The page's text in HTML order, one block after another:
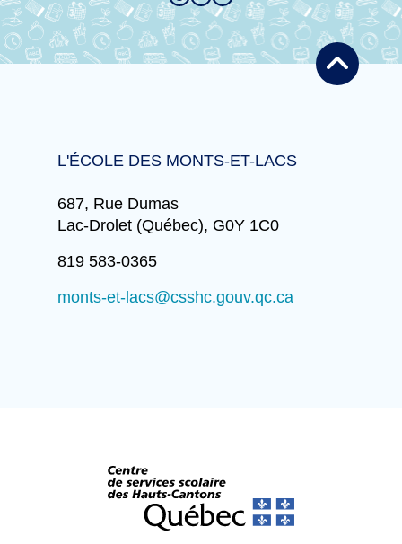
L'ÉCOLE DES MONTS-ET-LACS
687, Rue Dumas
Lac-Drolet (Québec), G0Y 1C0
819 583-0365
monts-et-lacs@csshc.gouv.qc.ca